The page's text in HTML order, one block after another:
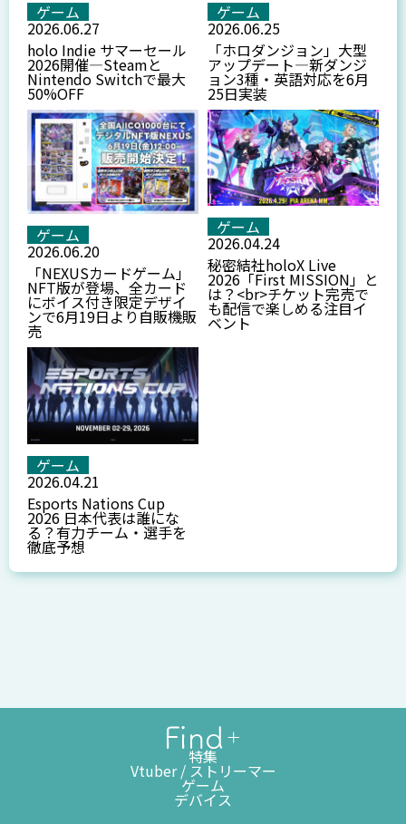
ゲーム
2026.06.27
holo Indie サマーセール
2026開催—Steamと
Nintendo Switchで最大
50%OFF
ゲーム
2026.06.25
「ホロダンジョン」大型
アップデート—新ダンジ
ョン3種・英語対応を6月
25日実装
ゲーム
2026.06.20
「NEXUSカードゲーム」
NFT版が登場、全カード
にボイス付き限定デザイ
ンで6月19日より自販機販
売
ゲーム
2026.04.24
秘密結社holoX Live
2026「First MISSION」と
は？<br>チケット完売で
も配信で楽しめる注目イ
ベント
ゲーム
2026.04.21
Esports Nations Cup
2026 日本代表は誰にな
る？有力チーム・選手を
徹底予想
特集
Vtuber / ストリーマー
ゲーム
デバイス